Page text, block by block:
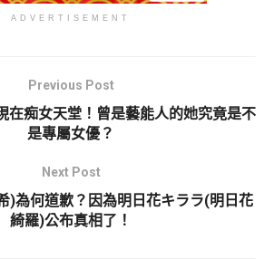
ADVERTISEMENT
Previous Post
在痴女天堂！曾是藝能人的她究竟是不
是專屬女優？
Next Post
)為何道歉？因為明日花キララ(明日花
綺羅)公布真相了！